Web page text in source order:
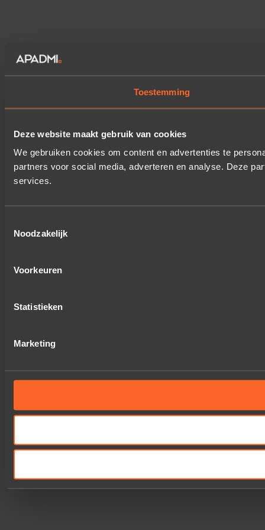
Toestemming
Deze website maakt gebruik van cookies
We gebruiken cookies om content en advertenties te
partners voor social media, adverteren en analyse. Deze
services.
Noodzakelijk
Voorkeuren
Statistieken
Marketing